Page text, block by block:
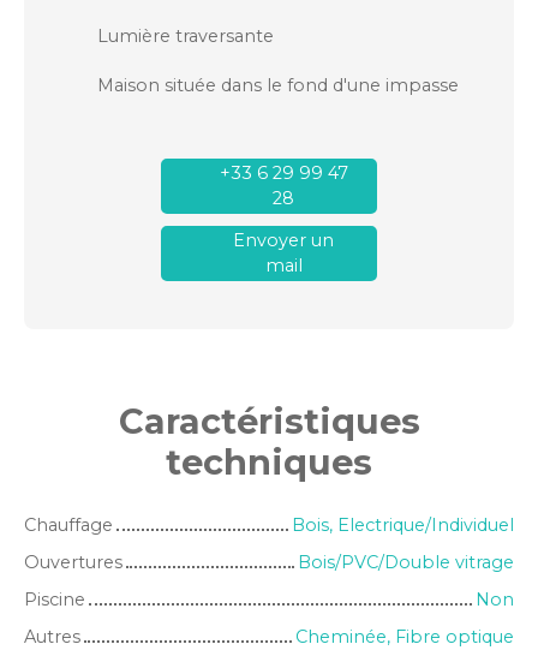
Lumière traversante
Maison située dans le fond d'une impasse
+33 6 29 99 47
28
Envoyer un
mail
Caractéristiques
techniques
Chauffage
Bois, Electrique/Individuel
Ouvertures
Bois/PVC/Double vitrage
Piscine
Non
Autres
Cheminée, Fibre optique